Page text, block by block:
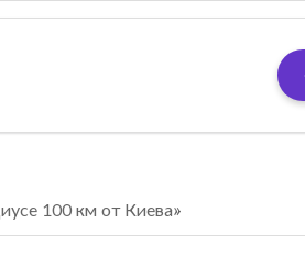
100 км от Киева»